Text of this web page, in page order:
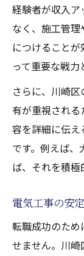
経験者が収入
なく、施工管
につけること
って重要な戦力
さらに、川崎
有が重視され
容を詳細に伝
です。例えば
ば、それを積極
電気工事の安
転職成功のた
せません。川